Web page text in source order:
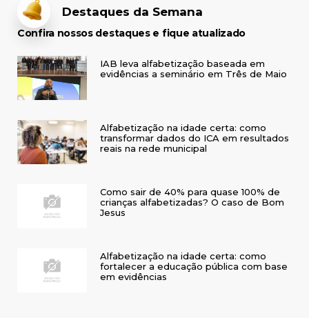
Destaques da Semana
Confira nossos destaques e fique atualizado
IAB leva alfabetização baseada em
evidências a seminário em Três de Maio
Alfabetização na idade certa: como
transformar dados do ICA em resultados
reais na rede municipal
Como sair de 40% para quase 100% de
crianças alfabetizadas? O caso de Bom
Jesus
Alfabetização na idade certa: como
fortalecer a educação pública com base
em evidências